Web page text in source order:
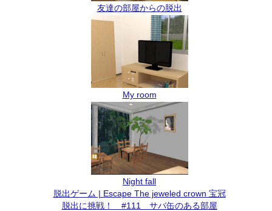
友達の部屋からの脱出
My room
Night fall
脱出ゲーム | Escape The jeweled crown 宝冠
脱出に挑戦！ #111 サバ缶のある部屋